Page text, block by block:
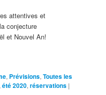
attentives et
conjecture
et Nouvel An!
, Prévisions,Toutes les
,été 2020,réservations |